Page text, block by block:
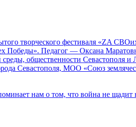
творческого фестиваля «ZA
Победы». Педагог — Оксана
общественности Севастополя
Севастополя, МОО «Союз
нам о том, что война не щадит